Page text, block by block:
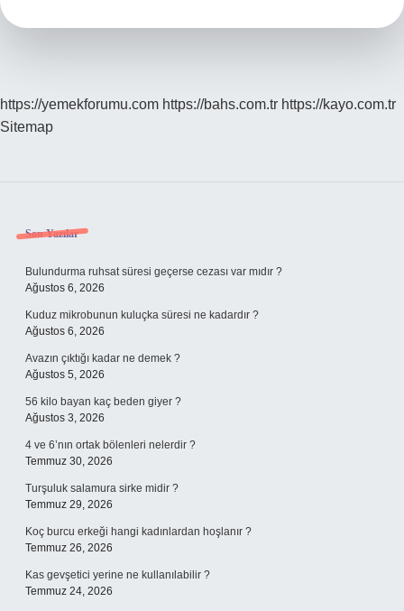
https://yemekforumu.com https://bahs.com.tr https://kayo.com.tr
Sitemap
Sidebar
Son Yazılar
Bulundurma ruhsat süresi geçerse cezası var mıdır ?
Ağustos 6, 2026
Kuduz mikrobunun kuluçka süresi ne kadardır ?
Ağustos 6, 2026
Avazın çıktığı kadar ne demek ?
Ağustos 5, 2026
56 kilo bayan kaç beden giyer ?
Ağustos 3, 2026
4 ve 6’nın ortak bölenleri nelerdir ?
Temmuz 30, 2026
Turşuluk salamura sirke midir ?
Temmuz 29, 2026
Koç burcu erkeği hangi kadınlardan hoşlanır ?
Temmuz 26, 2026
Kas gevşetici yerine ne kullanılabilir ?
Temmuz 24, 2026